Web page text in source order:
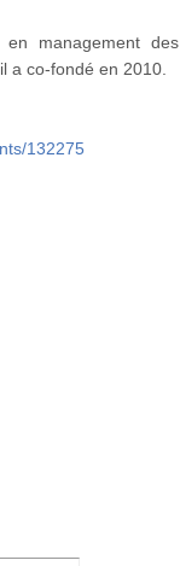
management des
a co-fondé en 2010.
132275